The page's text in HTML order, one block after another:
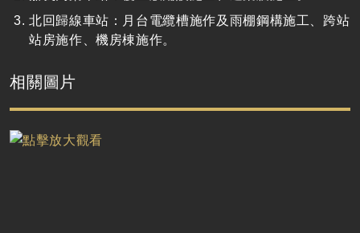
北回歸線車站：月台電纜槽施作及雨棚鋼構施工、跨站
站房施作、機房棟施作。
相關圖片